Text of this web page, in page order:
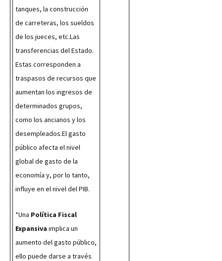
tanques, la construcción
de carreteras, los sueldos
de los jueces, etc.Las
transferencias del Estado.
Estas corresponden a
traspasos de recursos que
aumentan los ingresos de
determinados grupos,
como los ancianos y los
desempleados.El gasto
público afecta el nivel
global de gasto de la
economía y, por lo tanto,
influye en el nivel del PIB.
*Una Política Fiscal
Expansiva implica un
aumento del gasto público,
ello puede darse a través